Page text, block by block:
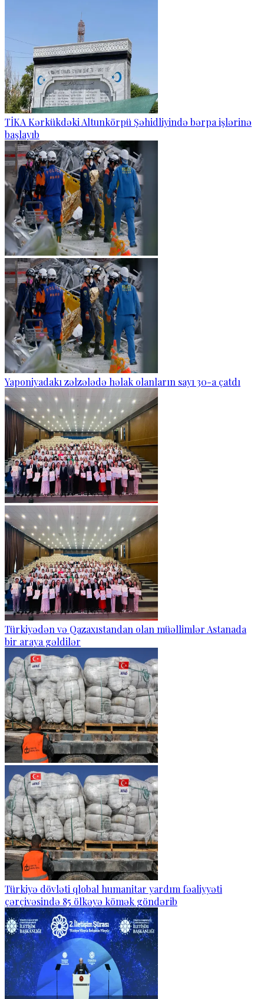
TİKA Kərkükdəki Altunkörpü Şəhidliyində bərpa işlərinə
başlayıb
Yaponiyadakı zəlzələdə həlak olanların sayı 30-a çatdı
Türkiyədən və Qazaxıstandan olan müəllimlər Astanada
bir araya gəldilər
Türkiyə dövləti qlobal humanitar yardım fəaliyyəti
çərçivəsində 85 ölkəyə kömək göndərib